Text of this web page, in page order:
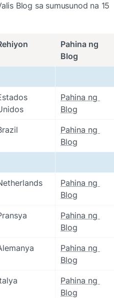
Blog sa sumusunod na 15
Pahina ng
Blog
Pahina ng
Blog
Pahina ng
Blog
Pahina ng
Blog
Pahina ng
Blog
Pahina ng
Blog
Pahina ng
Blog